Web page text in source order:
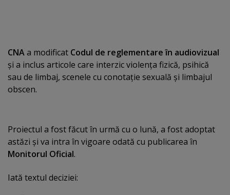
CNAa modificat Codul de reglementare în audiovizual
şi a inclus articole care interzic violenţa fizică, psihică
sau de limbaj, scenele cu conotaţie sexuală şi limbajul
obscen.
Proiectul a fost făcut în urmă cu o lună, a fost adoptat
astăzi şi va intra în vigoare odată cu publicarea în
Monitorul Oficial.
Iată textul deciziei: